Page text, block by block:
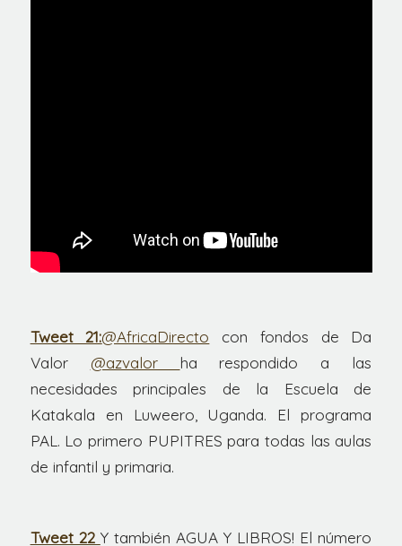
Tweet 21:@AfricaDirecto con fondos de Da
Valor @azvalor ha respondido a las
necesidades principales de la Escuela de
Katakala en Luweero, Uganda. El programa
PAL. Lo primero PUPITRES para todas las aulas
de infantil y primaria.
Tweet 22 Y también AGUA Y LIBROS! El número